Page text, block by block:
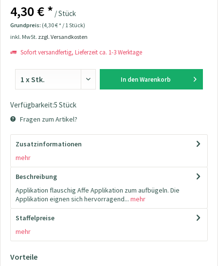
4,30 € * / Stück
Grundpreis: (4,30 € * / 1 Stück)
inkl. MwSt. zzgl. Versandkosten
Sofort versandfertig, Lieferzeit ca. 1-3 Werktage
In den Warenkorb
Verfügbarkeit:5 Stück
Fragen zum Artikel?
Zusatzinformationen
mehr
Beschreibung
Applikation flauschig Affe Applikation zum aufbügeln. Die
Applikation eignen sich hervorragend... mehr
Staffelpreise
mehr
Vorteile